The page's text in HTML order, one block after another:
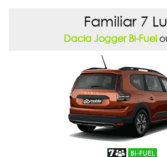
Familiar 7
Dacia Jogger Bi-Fuel